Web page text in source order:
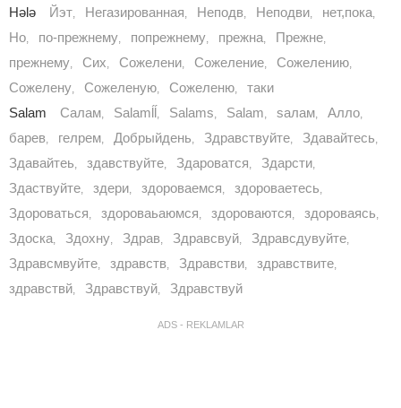
Hələ
Йэт, Негазированная, Неподв, Неподви, нет,пока,
Но, по-прежнему, попрежнему, прежна, Прежне,
прежнему, Сих, Сожелени, Сожеление, Сожелению,
Сожелену, Сожеленую, Сожеленю, таки
Salam
​ ​Салам, Salamĺĺ, Salams, Sаlаm, sалам, Алло,
барев, гелрем, Добрыйдень, Здpaвствуйте, Здавайтесь,
Здавайтеь, здавствуйте, Здароватся, Здарсти,
Здаствуйте, здери, здороваемся, здороваетесь,
Здороваться, здороваьаюмся, здороваются, здороваясь,
Здоска, Здохну, Здрав, Здравсвуй, Здравсдувуйте,
Здравсмвуйте, здравств, Здравстви, здравствите,
здравствй, Здравствуй, Здравствуй
ADS - REKLAMLAR